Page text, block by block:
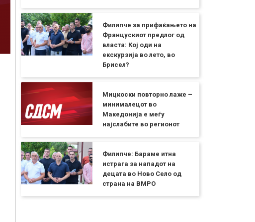
Филипче за прифаќањето на
Францускиот предлог од
власта: Кој оди на
екскурзија во лето, во
Брисел?
Мицкоски повторно лаже –
минималецот во
Македонија е меѓу
најслабите во регионот
Филипче: Бараме итна
истрага за нападот на
децата во Ново Село од
страна на ВМРО